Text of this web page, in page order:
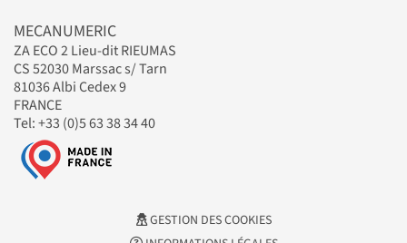
MECANUMERIC
ZA ECO 2 Lieu-dit RIEUMAS
CS 52030 Marssac s/ Tarn
81036 Albi Cedex 9
FRANCE
Tel: +33 (0)5 63 38 34 40
GESTION DES COOKIES